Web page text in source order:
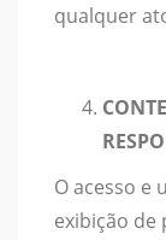
qualquer
O acesso e
exibição de